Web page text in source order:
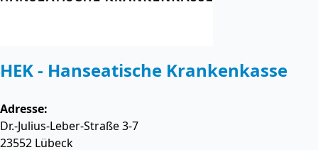
HEK - Hanseatische Krankenkasse
Adresse:
Dr.-Julius-Leber-Straße 3-7
23552 Lübeck